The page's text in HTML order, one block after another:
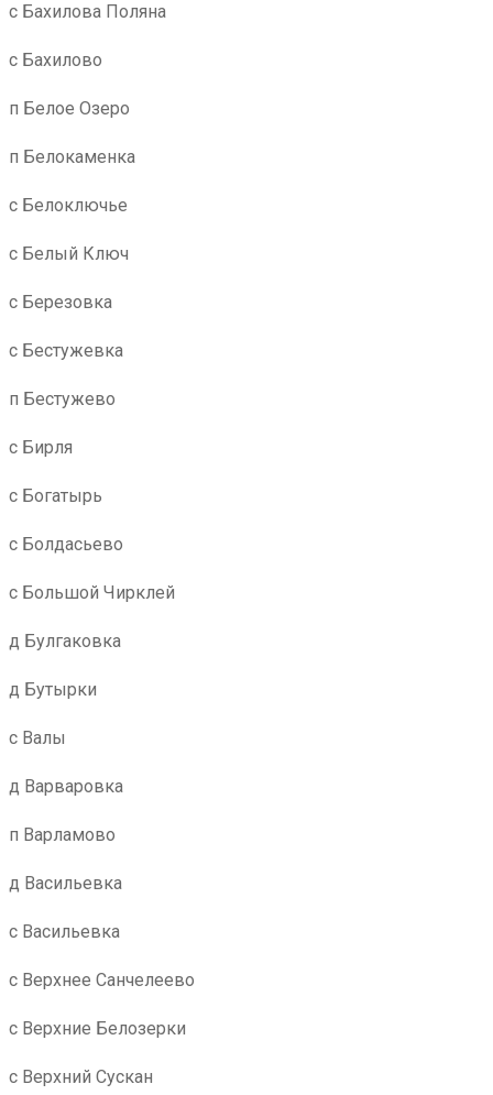
с Бахилова Поляна
с Бахилово
п Белое Озеро
п Белокаменка
с Белоключье
с Белый Ключ
с Березовка
с Бестужевка
п Бестужево
с Бирля
с Богатырь
с Болдасьево
с Большой Чирклей
д Булгаковка
д Бутырки
с Валы
д Варваровка
п Варламово
д Васильевка
с Васильевка
с Верхнее Санчелеево
с Верхние Белозерки
с Верхний Сускан